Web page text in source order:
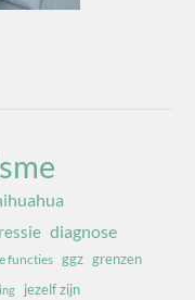
diagnose
functies ggz grenzen
jezelf zijn